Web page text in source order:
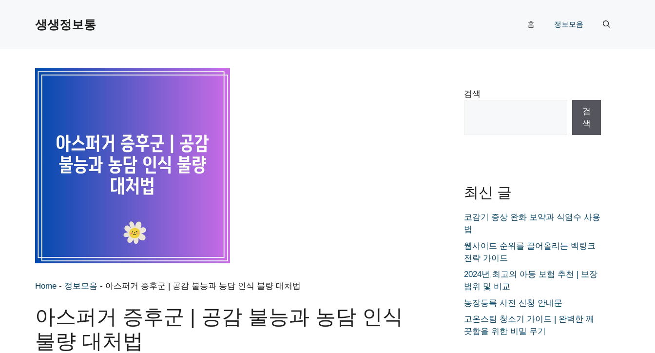
생생정보통 홈 정보모음
Home - 정보모음 - 아스퍼거 증후군 | 공감 불능과 농담 인식 불량 대처법
아스퍼거 증후군 | 공감 불능과 농담 인식
불량 대처법
검색
검
색
최신 글
코감기 증상 완화 보약과 식염수 사용
법
웹사이트 순위를 끌어올리는 백링크
전략 가이드
2024년 최고의 아동 보험 추천 | 보장
범위 및 비교
농장등록 사전 신청 안내문
고온스팀 청소기 가이드 | 완벽한 깨
끗함을 위한 비밀 무기